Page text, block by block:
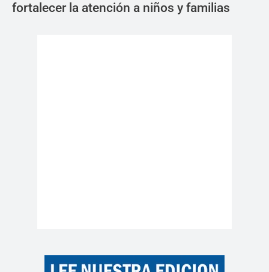
fortalecer la atención a niños y familias